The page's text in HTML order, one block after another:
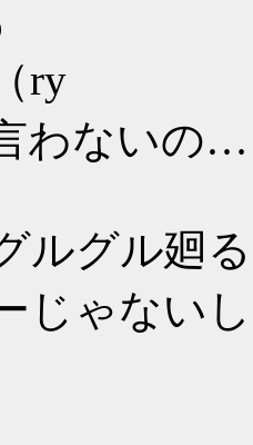
ry
わないの
ルグル廻
じゃない